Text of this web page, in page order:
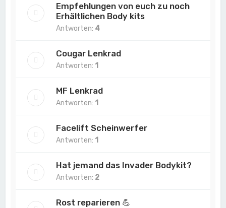
Empfehlungen von euch zu noch
Erhältlichen Body kits
Antworten: 4
Cougar Lenkrad
Antworten: 1
MF Lenkrad
Antworten: 1
Facelift Scheinwerfer
Antworten: 1
Hat jemand das Invader Bodykit?
Antworten: 2
Rost reparieren 💪